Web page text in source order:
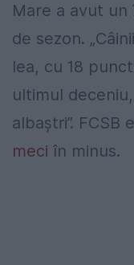
Mare a avut
de sezon.
lea, cu 18
ultimul
albaștri”.
meci în minus.